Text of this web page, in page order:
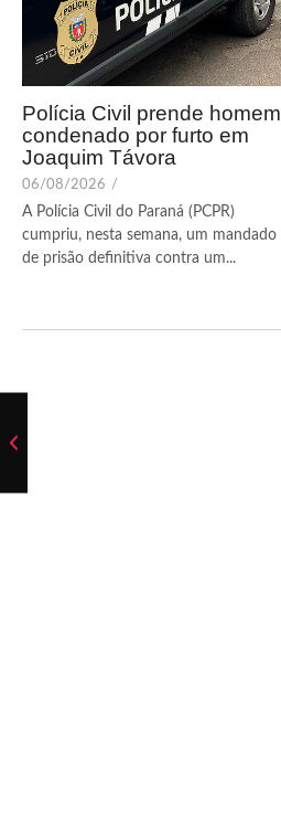
Polícia Civil prende homem
condenado por furto em
Joaquim Távora
06/08/2026 /
A Polícia Civil do Paraná (PCPR)
cumpriu, nesta semana, um mandado
de prisão definitiva contra um...